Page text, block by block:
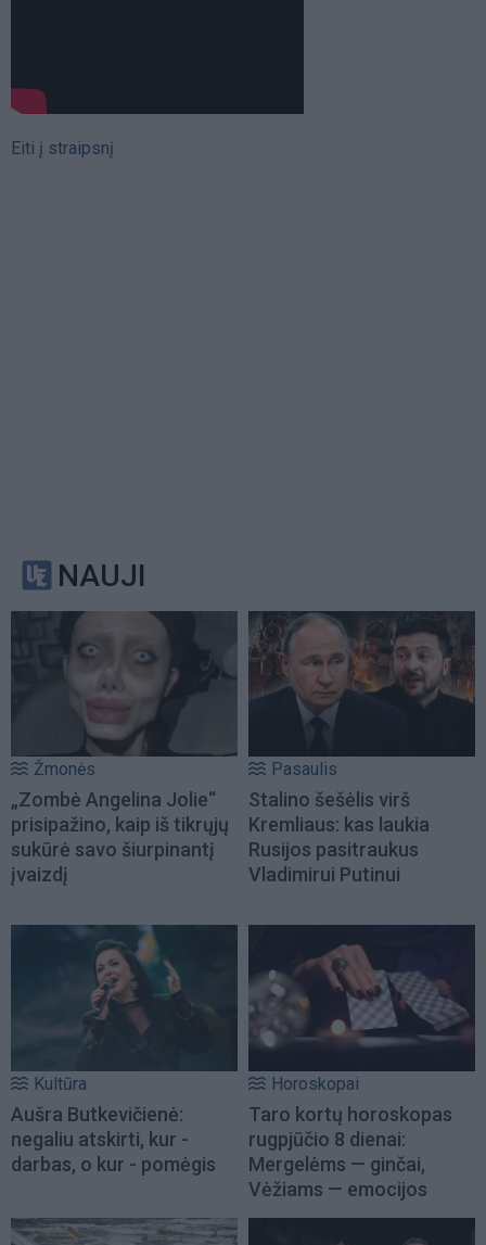
Eiti į straipsnį
NAUJI
Žmonės
„Zombė Angelina Jolie“
prisipažino, kaip iš tikrųjų
sukūrė savo šiurpinantį
įvaizdį
Pasaulis
Stalino šešėlis virš
Kremliaus: kas laukia
Rusijos pasitraukus
Vladimirui Putinui
Kultūra
Aušra Butkevičienė:
negaliu atskirti, kur -
darbas, o kur - pomėgis
Horoskopai
Taro kortų horoskopas
rugpjūčio 8 dienai:
Mergelėms — ginčai,
Vėžiams — emocijos